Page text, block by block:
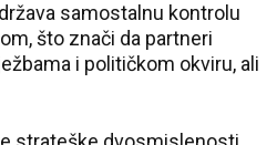
samostalnu kontrolu
što znači da partneri
i političkom okviru, ali